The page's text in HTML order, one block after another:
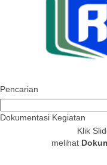
Pencarian
Dokumentasi Kegiatan
Klik
melihat